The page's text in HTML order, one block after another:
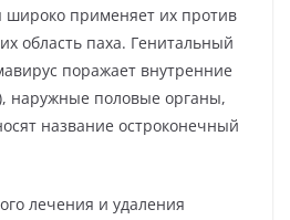
широко применяет их против
область паха. Генитальный
поражает внутренние
наружные половые органы,
название остроконечный